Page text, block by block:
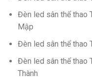
Đèn led sân thể thao
Mập
Đèn led sân thể thao
Đèn led sân thể thao
Thành